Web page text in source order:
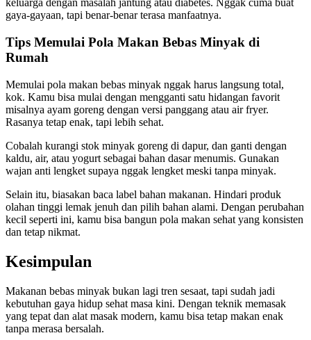
keluarga dengan masalah jantung atau diabetes. Nggak cuma buat
gaya-gayaan, tapi benar-benar terasa manfaatnya.
Tips Memulai Pola Makan Bebas Minyak di
Rumah
Memulai pola makan bebas minyak nggak harus langsung total,
kok. Kamu bisa mulai dengan mengganti satu hidangan favorit
misalnya ayam goreng dengan versi panggang atau air fryer.
Rasanya tetap enak, tapi lebih sehat.
Cobalah kurangi stok minyak goreng di dapur, dan ganti dengan
kaldu, air, atau yogurt sebagai bahan dasar menumis. Gunakan
wajan anti lengket supaya nggak lengket meski tanpa minyak.
Selain itu, biasakan baca label bahan makanan. Hindari produk
olahan tinggi lemak jenuh dan pilih bahan alami. Dengan perubahan
kecil seperti ini, kamu bisa bangun pola makan sehat yang konsisten
dan tetap nikmat.
Kesimpulan
Makanan bebas minyak bukan lagi tren sesaat, tapi sudah jadi
kebutuhan gaya hidup sehat masa kini. Dengan teknik memasak
yang tepat dan alat masak modern, kamu bisa tetap makan enak
tanpa merasa bersalah.